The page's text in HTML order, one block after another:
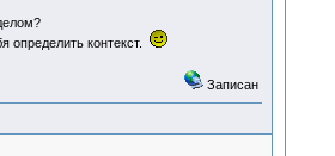
контекст.
Записан